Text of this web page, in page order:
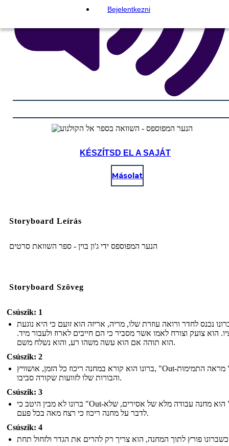
Bejelentkezni
KÉSZÍTSD EL A SAJÁT
Másolat
Storyboard Leírás
הנער המפוספס ידי ג'ון בוין - ספר השוואת סרטים
Storyboard Szöveg
Csúszik: 1
נכנס לחדר ורואה עוזרת שלו, מריה, אריזה הוא זועם כי היא נוגעת
הוא צועק וצורח לאמו אשר מסביר כי הם חייבים לארוז ולעבור מיד.
הוא תוהה אם הוא עשה משהו רע, והוא נשלח משם.
Csúszik: 2
ברונו הוא קורא במחנה ריכוז כל הזמן, אושוויץ, "Out-עם," מראה התמימות
והבורות שלו לזוועות שקורה סביבו.
Csúszik: 3
ברונו לא מבין היטב כי "Out-עם" הוא מחנה עבודה מלא של אסירים, שלא
לדבר על מחנה ריכוז כי רצח מאה בכל פעם.
Csúszik: 4